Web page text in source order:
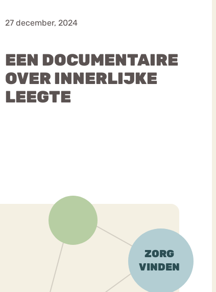
27 december, 2024
EEN DOCUMENTAIRE
OVER INNERLIJKE
LEEGTE